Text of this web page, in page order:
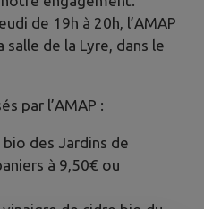
de 19h à 20h, l’AMAP
de la Lyre, dans le
par l’AMAP :
des Jardins de
à 9,50€ ou